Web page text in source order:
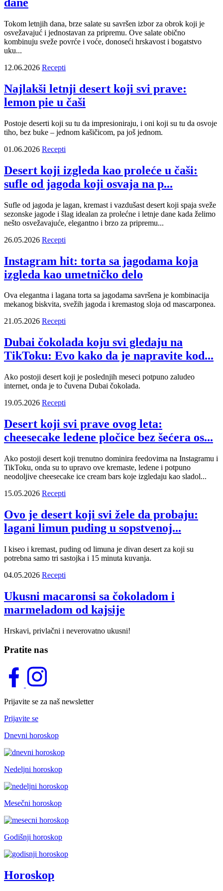
Tokom letnjih dana, brze salate su savršen izbor za obrok koji je
osvežavajuć i jednostavan za pripremu. Ove salate obično
kombinuju sveže povrće i voće, donoseći hrskavost i bogatstvo
uku...
12.06.2026 Recepti
Najlakši letnji desert koji svi prave:
lemon pie u čaši
Postoje deserti koji su tu da impresioniraju, i oni koji su tu da osvoje
tiho, bez buke – jednom kašičicom, pa još jednom.
01.06.2026 Recepti
Desert koji izgleda kao proleće u čaši:
sufle od jagoda koji osvaja na p...
Sufle od jagoda je lagan, kremast i vazdušast desert koji spaja sveže
sezonske jagode i šlag idealan za prolećne i letnje dane kada želimo
nešto osvežavajuće, elegantno i brzo za pripremu...
26.05.2026 Recepti
Instagram hit: torta sa jagodama koja
izgleda kao umetničko delo
Ova elegantna i lagana torta sa jagodama savršena je kombinacija
mekanog biskvita, svežih jagoda i kremastog sloja od mascarponea.
21.05.2026 Recepti
Dubai čokolada koju svi gledaju na
TikToku: Evo kako da je napravite kod...
Ako postoji desert koji je poslednjih meseci potpuno zaludeo
internet, onda je to čuvena Dubai čokolada.
19.05.2026 Recepti
Desert koji svi prave ovog leta:
cheesecake ledene pločice bez šećera os...
Ako postoji desert koji trenutno dominira feedovima na Instagramu i
TikToku, onda su to upravo ove kremaste, ledene i potpuno
neodoljive cheesecake ice cream bars koje izgledaju kao sladol...
15.05.2026 Recepti
Ovo je desert koji svi žele da probaju:
lagani limun puding u sopstvenoj...
I kiseo i kremast, puding od limuna je divan desert za koji su
potrebna samo tri sastojka i 15 minuta kuvanja.
04.05.2026 Recepti
Ukusni macaronsi sa čokoladom i
marmeladom od kajsije
Hrskavi, privlačni i neverovatno ukusni!
Pratite nas
Prijavite se za naš newsletter
Prijavite se
Dnevni horoskop
Nedeljni horoskop
Mesečni horoskop
Godišnji horoskop
Horoskop